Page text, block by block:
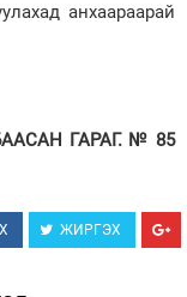
анхаараарай
ГАРАГ. № 85
ЖИРГЭХ